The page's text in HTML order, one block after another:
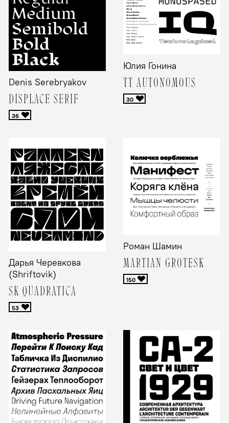
Denis Serebryakov
DISPLACE SERIF
Юлия Гонина
TT AUTONOMOUS
Дарья Черевкова
(Shriftovik)
SK QUADRATICA
Роман Шамин
MARTIAN GROTESK